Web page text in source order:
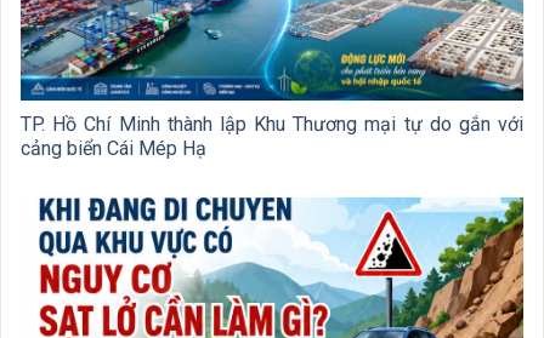
TP. Hồ Chí Minh thành lập Khu Thương mại tự do gắn với
cảng biển Cái Mép Hạ